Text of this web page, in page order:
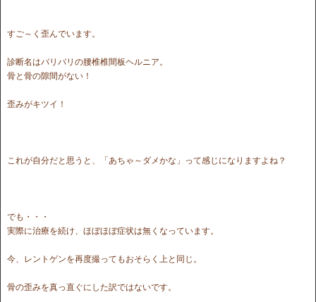
すご～く歪んでいます。
診断名はバリバリの腰椎椎間板ヘルニア。
骨と骨の隙間がない！
歪みがキツイ！
これが自分だと思うと、「あちゃ～ダメかな」って感じになりますよね？
でも・・・
実際に治療を続け、ほぼほぼ症状は無くなっています。
今、レントゲンを再度撮ってもおそらく上と同じ。
骨の歪みを真っ直ぐにした訳ではないです。